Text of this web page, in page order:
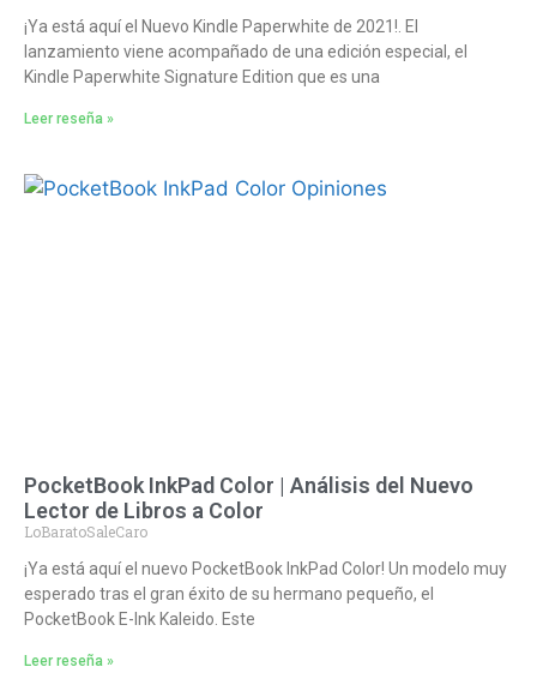
¡Ya está aquí el Nuevo Kindle Paperwhite de 2021!. El
lanzamiento viene acompañado de una edición especial, el
Kindle Paperwhite Signature Edition que es una
Leer reseña »
PocketBook InkPad Color | Análisis del Nuevo
Lector de Libros a Color
LoBaratoSaleCaro
¡Ya está aquí el nuevo PocketBook InkPad Color! Un modelo muy
esperado tras el gran éxito de su hermano pequeño, el
PocketBook E-Ink Kaleido. Este
Leer reseña »